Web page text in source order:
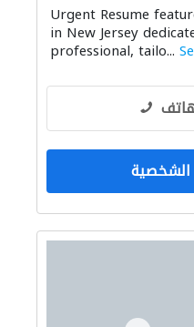
Urgent Resume
in New Jersey
professional, tailo...